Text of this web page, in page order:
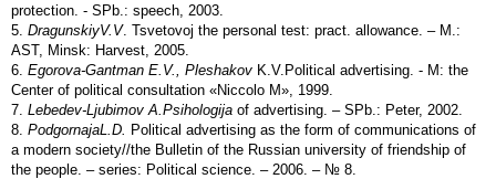
protection. - SPb.: speech, 2003.
5. DragunskiyV.V. Tsvetovoj the personal test: pract. allowance. – М.:
АSТ, Minsk: Harvest, 2005.
6. Egorova-Gantman E.V., Pleshakov K.V.Political advertising. - М: the
Center of political consultation «Niccolo М», 1999.
7. Lebedev-Ljubimov A.Psihologija of advertising. – SPb.: Peter, 2002.
8. PodgornajaL.D. Political advertising as the form of communications of
a modern society//the Bulletin of the Russian university of friendship of
the people. – series: Political science. – 2006. – № 8.